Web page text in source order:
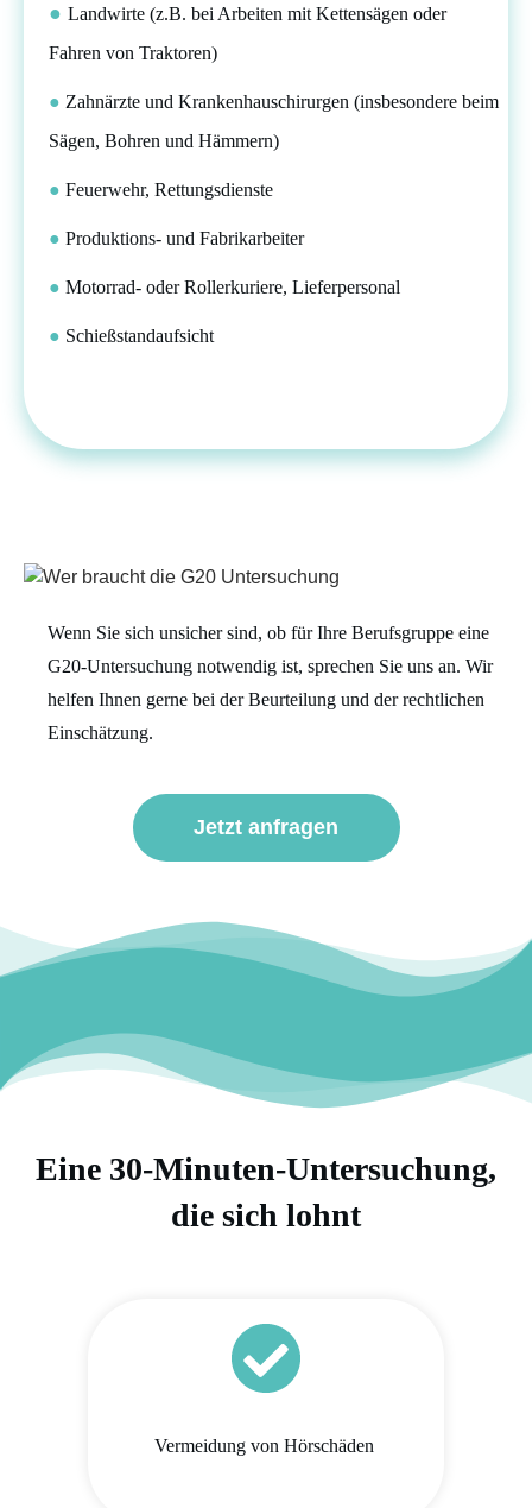
● Landwirte (z.B. bei Arbeiten mit Kettensägen oder
Fahren von Traktoren)
● Zahnärzte und Krankenhauschirurgen (insbesondere beim
Sägen, Bohren und Hämmern)
● Feuerwehr, Rettungsdienste
● Produktions- und Fabrikarbeiter
● Motorrad- oder Rollerkuriere, Lieferpersonal
● Schießstandaufsicht
Wenn Sie sich unsicher sind, ob für Ihre Berufsgruppe eine
G20-Untersuchung notwendig ist, sprechen Sie uns an. Wir
helfen Ihnen gerne bei der Beurteilung und der rechtlichen
Einschätzung.
Jetzt anfragen
Eine 30-Minuten-Untersuchung,
die sich lohnt
Vermeidung von Hörschäden